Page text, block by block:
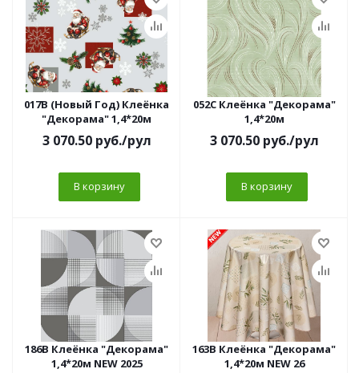
017B (Новый Год) Клеёнка
"Декорама" 1,4*20м
3 070.50руб./рул
В корзину
052C Клеёнка "Декорама"
1,4*20м
3 070.50руб./рул
В корзину
186B Клеёнка "Декорама"
1,4*20м NEW 2025
163B Клеёнка "Декорама"
1,4*20м NEW 26